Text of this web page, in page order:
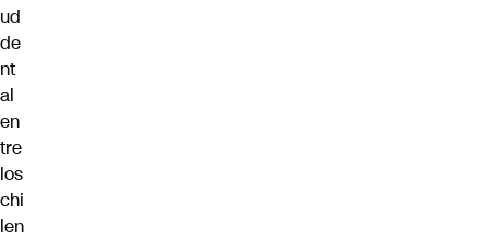
ud
de
nt
al
en
tre
los
chi
len